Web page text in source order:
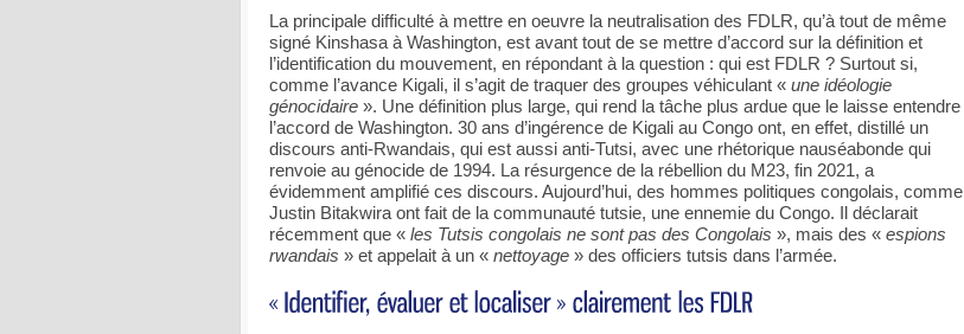
La principale difficulté à mettre en oeuvre la neutralisation des FDLR, qu’à tout de même
signé Kinshasa à Washington, est avant tout de se mettre d’accord sur la définition et
l’identification du mouvement, en répondant à la question : qui est FDLR ? Surtout si,
comme l’avance Kigali, il s’agit de traquer des groupes véhiculant « une idéologie
génocidaire ». Une définition plus large, qui rend la tâche plus ardue que le laisse entendre
l’accord de Washington. 30 ans d’ingérence de Kigali au Congo ont, en effet, distillé un
discours anti-Rwandais, qui est aussi anti-Tutsi, avec une rhétorique nauséabonde qui
renvoie au génocide de 1994. La résurgence de la rébellion du M23, fin 2021, a
évidemment amplifié ces discours. Aujourd’hui, des hommes politiques congolais, comme
Justin Bitakwira ont fait de la communauté tutsie, une ennemie du Congo. Il déclarait
récemment que « les Tutsis congolais ne sont pas des Congolais », mais des « espions
rwandais » et appelait à un « nettoyage » des officiers tutsis dans l’armée.